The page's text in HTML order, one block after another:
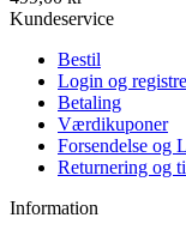
Kundeservice
Bestil
Login og
Betaling
Værdikuponer
Forsendelse og
Returnering og
Information